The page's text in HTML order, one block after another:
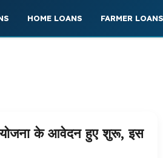
HOME LOANS FARMER LOANS
के आवेदन हुए शुरू, इस